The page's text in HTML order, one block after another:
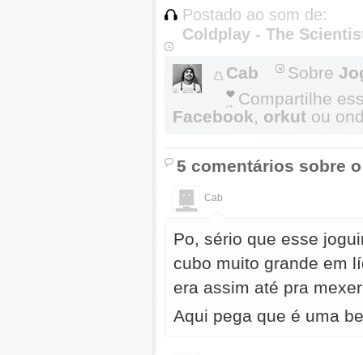
Postado ao som de:
Coldplay - The
Cab Sobre
Compartilhe
Facebook, orkut ou
5 comentários sobre
Cab
Po, sério que esse
cubo muito grande em
era assim até pra
Aqui pega que é uma